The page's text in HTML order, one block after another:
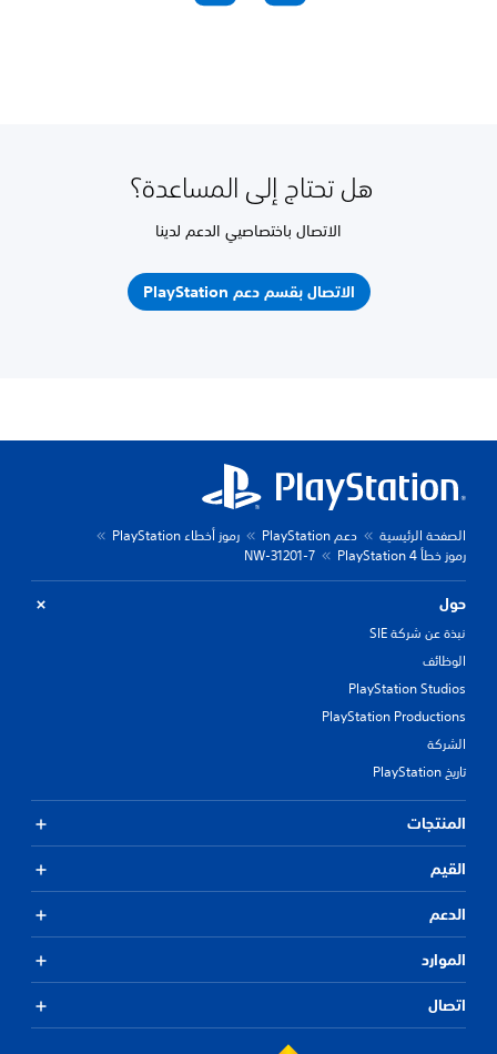
هل تحتاج إلى المساعدة؟
الاتصال باختصاصيي الدعم لدينا
الاتصال بقسم دعم PlayStation
الصفحة الرئيسية دعم PlayStation
رموز أخطاء PlayStation
رموز خطأ PlayStation 4
NW-31201-7
حول
نبذة عن شركة SIE
الوظائف
PlayStation Studios
PlayStation Productions
الشركة
تاريخ PlayStation
المنتجات
القيم
الدعم
الموارد
اتصال